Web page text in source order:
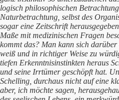
logisch philosophischen
Naturbetrachtung, selbst des
sogar eine Zeitschrift
Maße mit medizinischen Fragen
kommt das? Man kann sich
weiß und in richtiger Weise zu
tiefen Erkenntnisinstinkten heraus
und seine Irrtümer geschöpft hat.
Schelling, durchaus nicht auf eine
aber, ich möchte sagen,